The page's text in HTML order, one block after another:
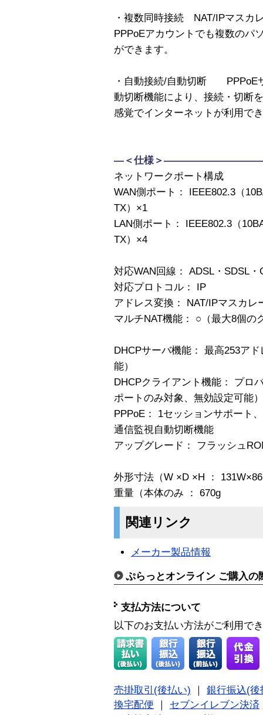
・複数同時接続 NAT/IPマスカ
PPPoEアカウントでも複数のパ
ができます。
・自動接続/自動切断 PPPoE
動切断機能により、接続・切断
感覚でインターネットが利用で
—＜仕様＞
ネットワークポート構成
WAN側ポート： IEEE802.3（
TX）×1
LAN側ポート： IEEE802.3（
TX）×4
対応WAN回線： ADSL・SDSL
対応プロトコル： IP
アドレス変換： NAT/IPマスカレ
マルチNAT機能： ○（最大8個の
DHCPサーバ機能： 最高253ア
能）
DHCPクライアント機能： プロ
ポートのみ対象、無効設定可能）
PPPoE： 1セッションサポート
通信監視自動切断機能
アップグレード： フラッシュ
外形寸法（W ×D ×H ：
重量（本体のみ ： 670g
関連リンク
メーカー製品情報
ぷらっとオンライン ご購入の
支払方法について
以下のお支払い方法がご利用で
売掛取引(後払い)
銀行振込(後
換宅配便
セブンイレブン決済